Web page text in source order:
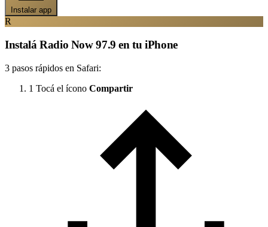
Instalar app
R
Instalá Radio Now 97.9 en tu iPhone
3 pasos rápidos en Safari:
1 Tocá el ícono Compartir